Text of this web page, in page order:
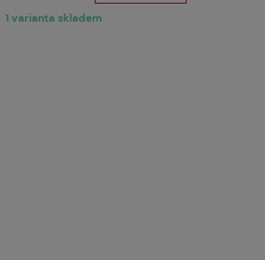
1 varianta skladem